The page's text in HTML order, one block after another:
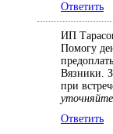
Ответить
ИП
Помогу
Вязники.
при
Ответить